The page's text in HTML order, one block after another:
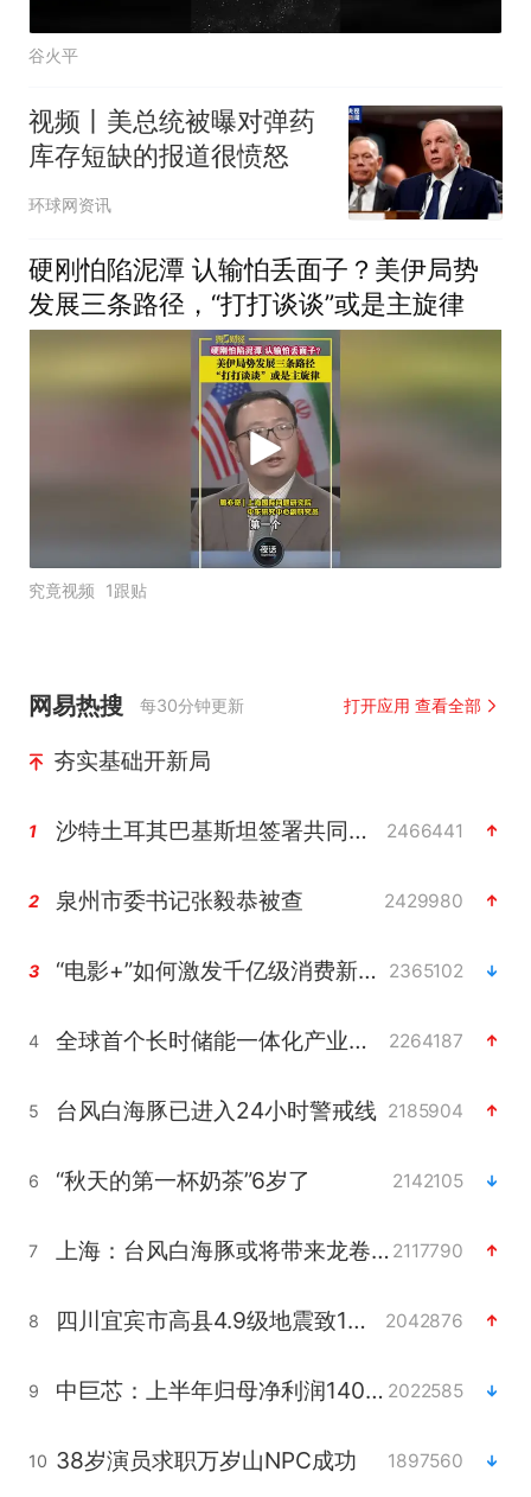
谷火平
视频丨美总统被曝对弹药
库存短缺的报道很愤怒
环球网资讯
硬刚怕陷泥潭 认输怕丢面子？美伊局势
发展三条路径，“打打谈谈”或是主旋律
究竟视频 1跟贴
网易热搜 每30分钟更新 打开应用 查看全部
夯实基础开新局
1 沙特土耳其巴基斯坦签署共同防务协议 2466441
2 泉州市委书记张毅恭被查 2429980
3 “电影+”如何激发千亿级消费新活力？ 2365102
4 全球首个长时储能一体化产业园量产 2264187
5 台风白海豚已进入24小时警戒线 2185904
6 “秋天的第一杯奶茶”6岁了 2142105
7 上海：台风白海豚或将带来龙卷风 2117790
8 四川宜宾市高县4.9级地震致1人死亡 2042876
9 中巨芯：上半年归母净利润1405.77万元 2022585
10 38岁演员求职万岁山NPC成功 1897560